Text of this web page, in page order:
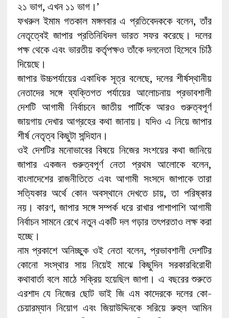
২১ ভাগ, এখন ১১ ভাগ।’
ফখরুল ইমাম গতকাল মঙ্গলবার এ প্রতিবেদককে বলেন, তাঁর
নেতৃত্বেই জাপার প্রতিনিধিদল ভারত সফর করেছে। দলের
পক্ষ থেকে এবং ভারতীয় কর্তৃপক্ষও তাঁকে দলনেতা হিসেবে চিঠি
দিয়েছে।
জাপার উচ্চপর্যায়ের একাধিক সূত্র বলেছে, দলের শীর্ষস্থানীয়
নেতাদের সঙ্গে ব্যক্তিগত পর্যায়ের আলোচনায় প্রভাবশালী
দেশটি আগামী নির্বাচনে জাতীয় পার্টিকে আরও গুরুত্বপূর্ণ
জায়গায় দেখার আগ্রহের কথা জানায়। যদিও এ নিয়ে জাপার
শীর্ষ নেতৃত্ব কিছুটা সন্দিহান।
ওই দেশটির মনোভাবের বিষয়ে নিজের সংশয়ের কথা জানিয়ে
জাপার একজন গুরুত্বপূর্ণ নেতা প্রথম আলোকে বলেন,
বাংলাদেশের রাজনীতিতে এবং আগামী সংসদে জাপাকে তারা
সত্যিকার অর্থে কোন অবস্থানে দেখতে চায়, তা পরিষ্কার
নয়। কারণ, জাপার সঙ্গে সম্পর্ক ধরে রাখার পাশাপাশি আগামী
নির্বাচন সামনে রেখে নতুন একটি দল গড়ার তৎপরতাও লক্ষ করা
হচ্ছে।
নাম প্রকাশে অনিচ্ছুক ওই নেতা বলেন, প্রভাবশালী দেশটির
কোনো সংস্থার সায় নিয়েই মাঝে কিছুদিন সরকারবিরোধী
কথাবার্তা বলে মাঠে সক্রিয় হয়েছিল জাপা। এ বছরের শুরুতে
এরশাদ যে নিজের ছোট ভাই জি এম কাদেরকে দলের কো-
চেয়ারম্যান নিয়োগ এবং জিয়াউদ্দিনকে সরিয়ে রুহুল আমিন